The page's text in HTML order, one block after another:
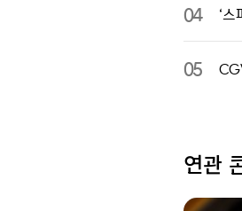
04 ‘
05
연관